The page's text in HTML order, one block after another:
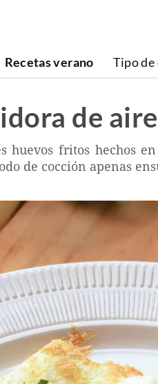
Recetas verano Tipo de
de aire
huevos fritos hechos
de cocción apenas